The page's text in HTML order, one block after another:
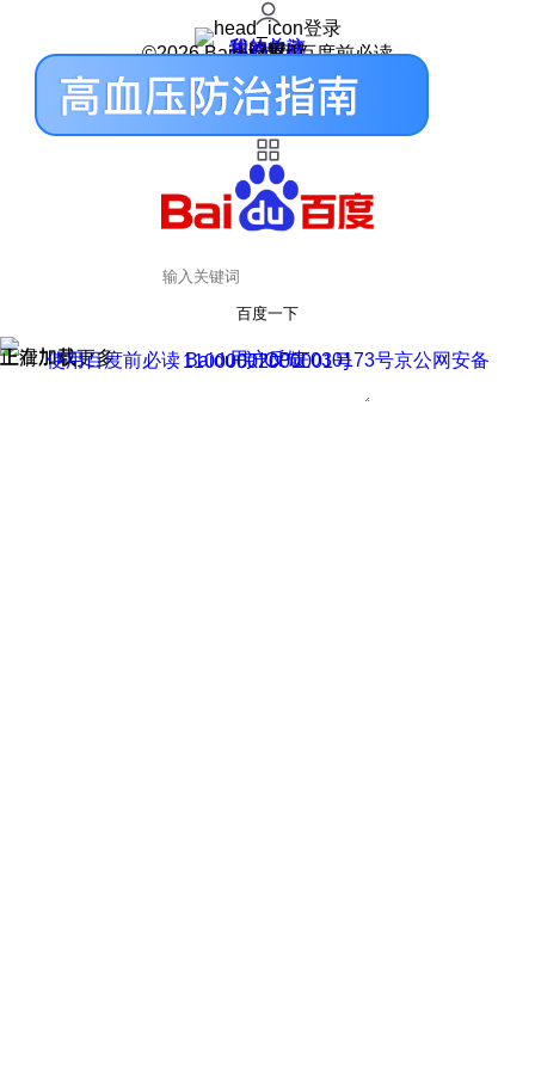
登录
我的关注
我的收藏
皮肤中心
用户反馈
设置
©2026 Baidu 使用百度前必读
百度一下
正在加载
上滑加载更多 用户反馈
使用百度前必读 Baidu 京ICP证030173号
京公网安备11000002000001号